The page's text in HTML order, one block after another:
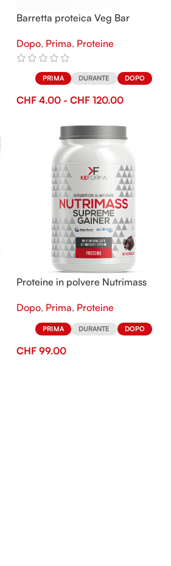
Barretta proteica Veg Bar
Dopo, Prima, Proteine
PRIMA DURANTE DOPO
CHF 4.00 - CHF 120.00
Proteine in polvere Nutrimass
Dopo, Prima, Proteine
PRIMA DURANTE DOPO
CHF 99.00